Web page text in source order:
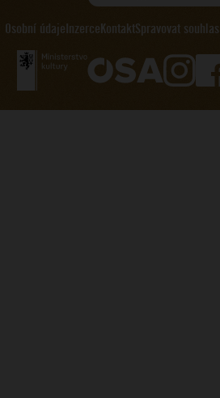
Osobní údajeInzerceKontaktSpravovat